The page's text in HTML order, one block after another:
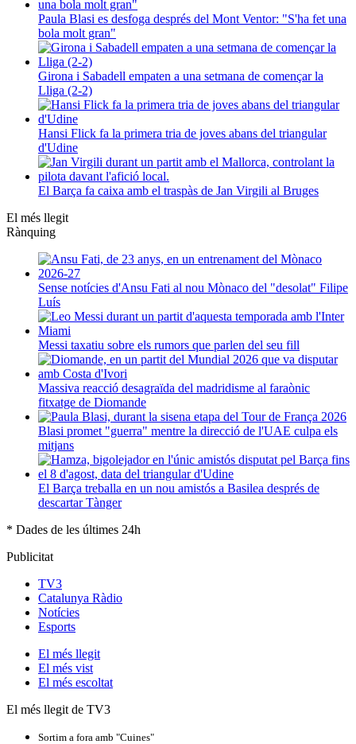
Paula Blasi es desfoga després del Mont Ventor: "S'ha fet una
bola molt gran"
Girona i Sabadell empaten a una setmana de començar la
Lliga (2-2)
Hansi Flick fa la primera tria de joves abans del triangular
d'Udine
El Barça fa caixa amb el traspàs de Jan Virgili al Bruges
El més llegit
Rànquing
Sense notícies d'Ansu Fati al nou Mònaco del "desolat" Filipe
Luís
Messi taxatiu sobre els rumors que parlen del seu fill
Massiva reacció desagraïda del madridisme al faraònic
fitxatge de Diomande
Blasi promet "guerra" mentre la direcció de l'UAE culpa els
mitjans
El Barça treballa en un nou amistós a Basilea després de
descartar Tànger
* Dades de les últimes 24h
Publicitat
TV3
Catalunya Ràdio
Notícies
Esports
El més llegit
El més vist
El més escoltat
El més llegit de TV3
Sortim a fora amb "Cuines"